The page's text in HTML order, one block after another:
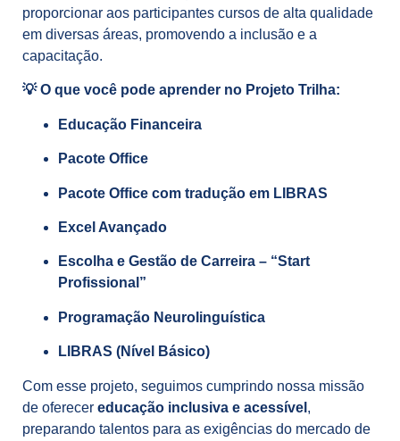
proporcionar aos participantes cursos de alta qualidade
em diversas áreas, promovendo a inclusão e a
capacitação.
💡 O que você pode aprender no Projeto Trilha:
Educação Financeira
Pacote Office
Pacote Office com tradução em LIBRAS
Excel Avançado
Escolha e Gestão de Carreira – “Start
Profissional”
Programação Neurolinguística
LIBRAS (Nível Básico)
Com esse projeto, seguimos cumprindo nossa missão
de oferecer educação inclusiva e acessível ,
preparando talentos para as exigências do mercado de